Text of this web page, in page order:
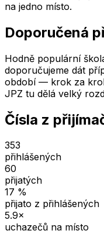
na jedno místo.
Doporučená
Hodně populární
doporučujeme dát
období — krok za
JPZ tu dělá velký
Čísla z
353
přihlášených
60
přijatých
17 %
přijato z přihlášených
5.9×
uchazečů na místo